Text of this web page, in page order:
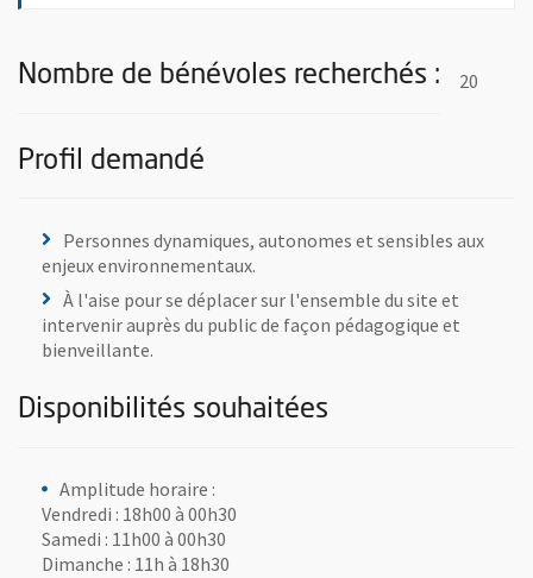
Nombre de bénévoles recherchés : 20
Profil demandé
Personnes dynamiques, autonomes et sensibles aux
enjeux environnementaux.
À l'aise pour se déplacer sur l'ensemble du site et
intervenir auprès du public de façon pédagogique et
bienveillante.
Disponibilités souhaitées
Amplitude horaire :
Vendredi : 18h00 à 00h30
Samedi : 11h00 à 00h30
Dimanche : 11h à 18h30